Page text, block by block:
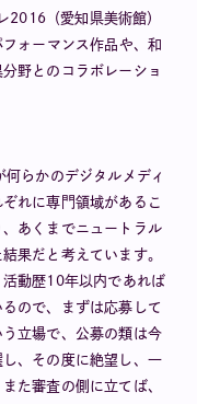
2016（愛知県美術館）
ォーマンス作品や、和
野とのコラボレーショ
らかのデジタルメディ
れに専門領域があるこ
あくまでニュートラル
果だと考えています。
動歴10年以内であれば
ので、まずは応募して
立場で、公募の類は今
、その度に絶望し、一
た審査の側に立てば、